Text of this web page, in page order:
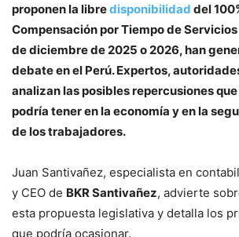
proponen la libredisponibilidad del
Compensación por Tiempo de Servicios
de diciembre de 2025 o 2026, han
debate en el Perú. Expertos,
analizan las posibles repercusiones
podría tener en la economía y en la
de los trabajadores.
Juan Santivañez, especialista en
y CEO de BKR Santivañez, advierte
esta propuesta legislativa y detalla los
que podría ocasionar.